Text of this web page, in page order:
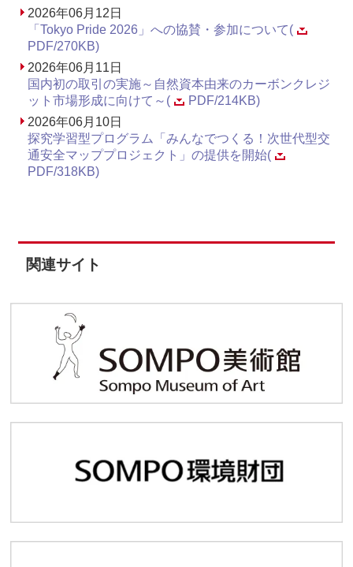
2026年06月12日
「Tokyo Pride 2026」への協賛・参加について(
PDF/270KB)
2026年06月11日
国内初の取引の実施～自然資本由来のカーボンクレジ
ット市場形成に向けて～(
PDF/214KB)
2026年06月10日
探究学習型プログラム「みんなでつくる！次世代型交
通安全マッププロジェクト」の提供を開始(
PDF/318KB)
関連サイト